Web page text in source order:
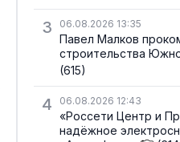
3 06.08.2026 13:35
Павел Малков
строительства
(615)
4 06.08.2026 12:43
«Россети Центр и
надёжное